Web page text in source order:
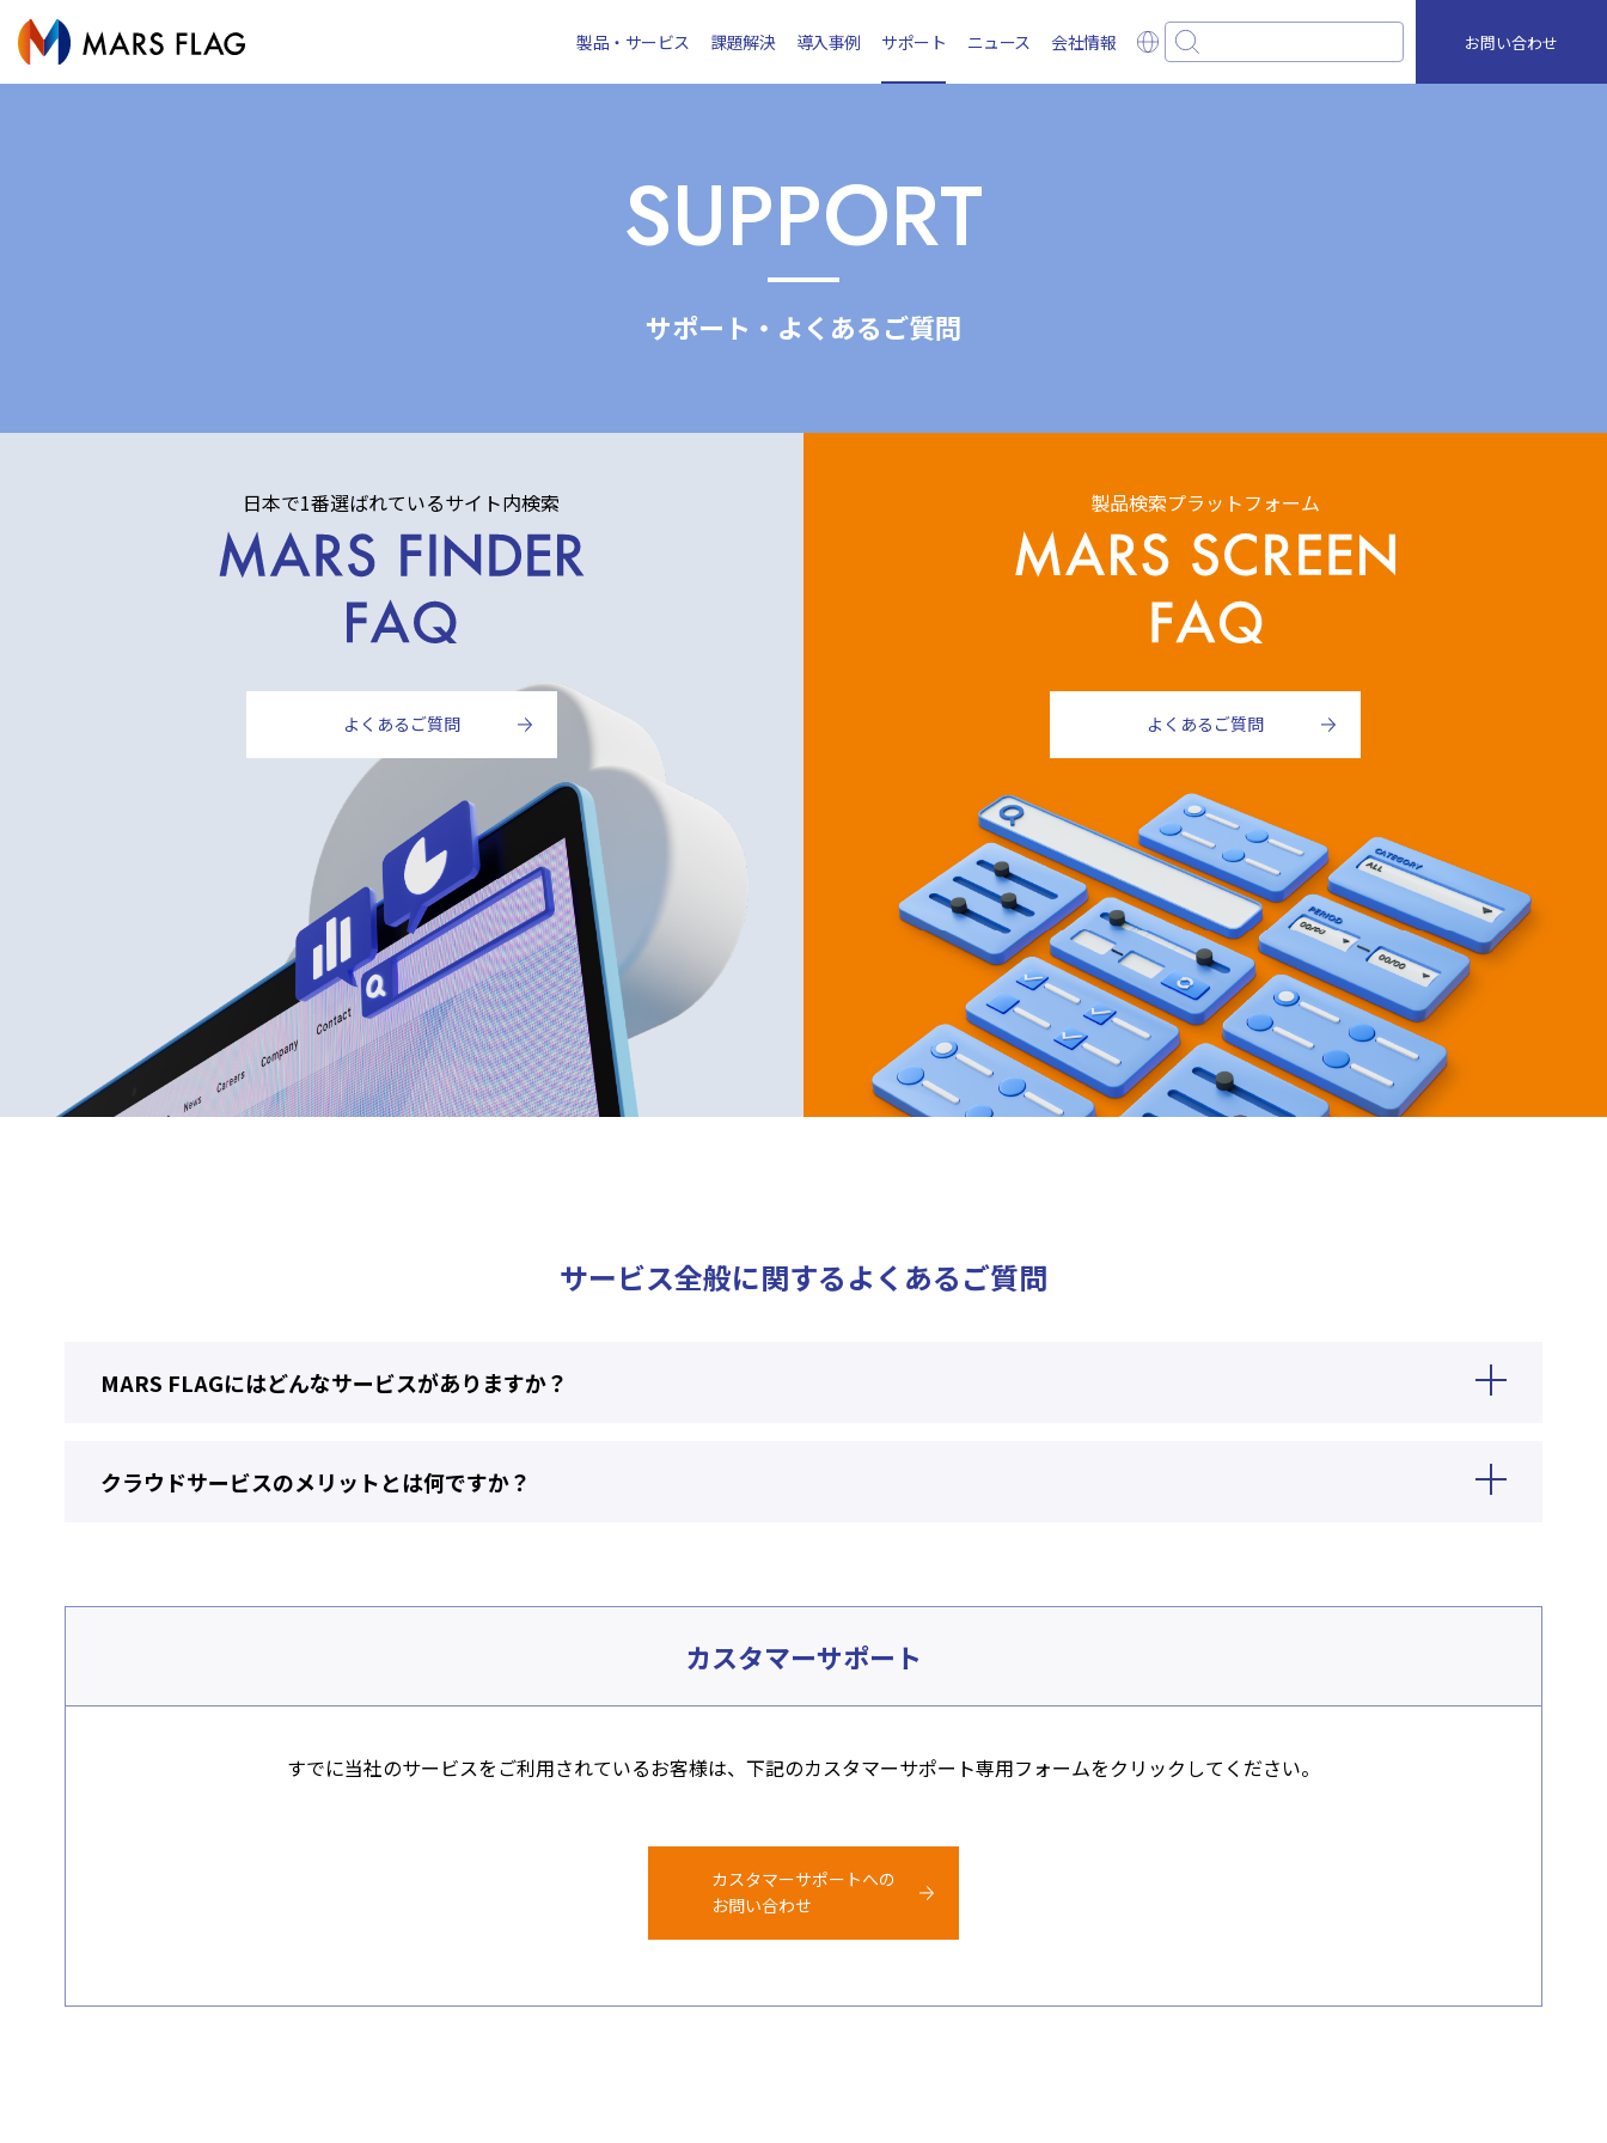
製品・サービス 課題解決 導入事例 サポート ニュース 会社情報 検索キーワードを入力してくださいお問い合わせ
SUPPORT
サポート・よくあるご質問
日本で1番選ばれているサイト内検索
よくあるご質問
製品検索プラットフォーム
よくあるご質問
サービス全般に関するよくあるご質問
MARS FLAGにはどんなサービスがありますか？
クラウドサービスのメリットとは何ですか？
カスタマーサポート
すでに当社のサービスをご利⽤されているお客様は、下記のカスタマーサポート専⽤フォームをクリックしてください。
カスタマーサポートへの
お問い合わせ